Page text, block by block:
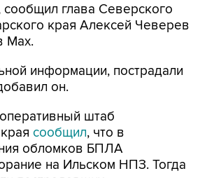
Max.
информации, пострадали
штаб
обломков БПЛА
на Ильском НПЗ. Тогда
пострадавших.